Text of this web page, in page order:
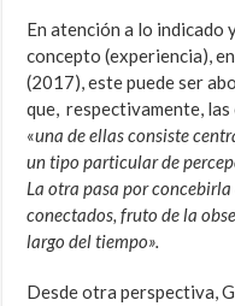
En atención a lo indicado
concepto (experiencia),
(2017), este puede ser
que, respectivamente, las
«una de ellas consiste
un tipo particular de
La otra pasa por
conectados, fruto de la
largo del tiempo».
Desde otra perspectiva,